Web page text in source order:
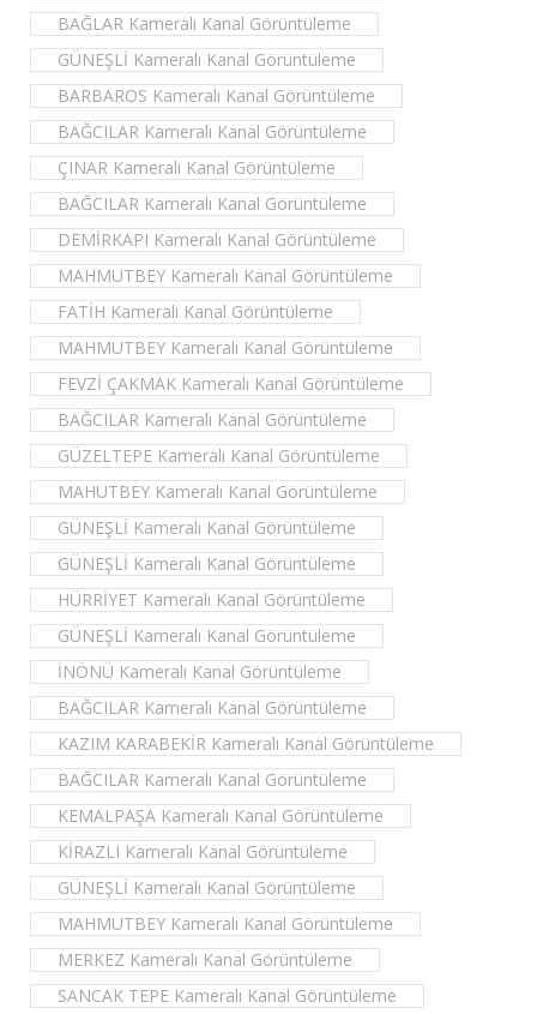
BAĞLAR Kameralı Kanal Görüntüleme
GÜNEŞLİ Kameralı Kanal Görüntüleme
BARBAROS Kameralı Kanal Görüntüleme
BAĞCILAR Kameralı Kanal Görüntüleme
ÇINAR Kameralı Kanal Görüntüleme
BAĞCILAR Kameralı Kanal Görüntüleme
DEMİRKAPI Kameralı Kanal Görüntüleme
MAHMUTBEY Kameralı Kanal Görüntüleme
FATİH Kameralı Kanal Görüntüleme
MAHMUTBEY Kameralı Kanal Görüntüleme
FEVZİ ÇAKMAK Kameralı Kanal Görüntüleme
BAĞCILAR Kameralı Kanal Görüntüleme
GÜZELTEPE Kameralı Kanal Görüntüleme
MAHUTBEY Kameralı Kanal Görüntüleme
GÜNEŞLİ Kameralı Kanal Görüntüleme
GÜNEŞLİ Kameralı Kanal Görüntüleme
HÜRRİYET Kameralı Kanal Görüntüleme
GÜNEŞLİ Kameralı Kanal Görüntüleme
İNÖNÜ Kameralı Kanal Görüntüleme
BAĞCILAR Kameralı Kanal Görüntüleme
KAZIM KARABEKİR Kameralı Kanal Görüntüleme
BAĞCILAR Kameralı Kanal Görüntüleme
KEMALPAŞA Kameralı Kanal Görüntüleme
KİRAZLI Kameralı Kanal Görüntüleme
GÜNEŞLİ Kameralı Kanal Görüntüleme
MAHMUTBEY Kameralı Kanal Görüntüleme
MERKEZ Kameralı Kanal Görüntüleme
SANCAK TEPE Kameralı Kanal Görüntüleme